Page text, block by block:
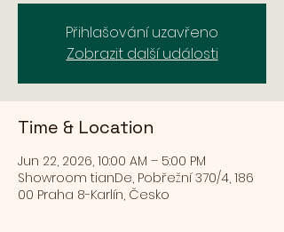
Přihlašování uzavřeno
Zobrazit další události
Time & Location
Jun 22, 2026, 10:00 AM – 5:00 PM
Showroom tianDe, Pobřežní 370/4, 186
00 Praha 8-Karlín, Česko